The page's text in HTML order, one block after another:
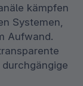
kämpfen
Systemen,
Aufwand.